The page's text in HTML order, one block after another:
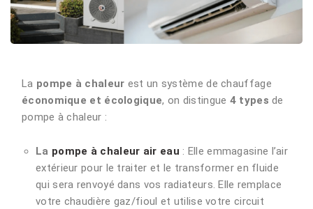
La pompe à chaleur est un système de chauffage
économique et écologique, on distingue 4 types de
pompe à chaleur :
La pompe à chaleur air eau : Elle emmagasine l’air
extérieur pour le traiter et le transformer en fluide
qui sera renvoyé dans vos radiateurs. Elle remplace
votre chaudière gaz/fioul et utilise votre circuit